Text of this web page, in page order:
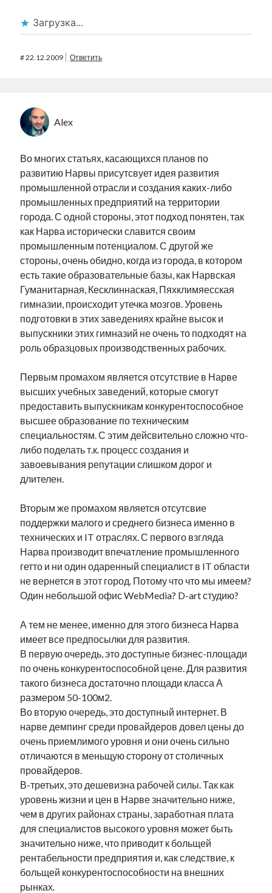
Загрузка...
#22.12.2009 Ответить
Alex
Во многих статьях, касающихся планов по
развитию Нарвы присутсвует идея развития
промышленной отрасли и создания каких-либо
промышленных предприятий на территории
города. С одной стороны, этот подход понятен, так
как Нарва исторически славится своим
промышленным потенциалом. С другой же
стороны, очень обидно, когда из города, в котором
есть такие образовательные базы, как Нарвская
Гуманитарная, Кесклиннаская, Пяхклимяесская
гимназии, происходит утечка мозгов. Уровень
подготовки в этих заведениях крайне высок и
выпускники этих гимназий не очень то подходят на
роль образцовых производственных рабочих.
Первым промахом является отсутствие в Нарве
высших учебных заведений, которые смогут
предоставить выпускникам конкурентоспособное
высшее образование по техническим
специальностям. С этим дейсвительно сложно что-
либо поделать т.к. процесс создания и
завоевывания репутации слишком дорог и
длителен.
Вторым же промахом является отсутсвие
поддержки малого и среднего бизнеса именно в
технических и IT отраслях. С первого взгляда
Нарва производит впечатление промышленного
гетто и ни один одаренный специалист в IT области
не вернется в этот город. Потому что что мы имеем?
Один небольшой офис WebMedia? D-art студию?
А тем не менее, именно для этого бизнеса Нарва
имеет все предпосылки для развития.
В первую очередь, это доступные бизнес-площади
по очень конкурентоспособной цене. Для развития
такого бизнеса достаточно площади класса А
размером 50-100м2.
Во вторую очередь, это доступный интернет. В
нарве демпинг среди провайдеров довел цены до
очень приемлимого уровня и они очень сильно
отличаются в меньщую сторону от столичных
провайдеров.
В-третьих, это дешевизна рабочей силы. Так как
уровень жизни и цен в Нарве значительно ниже,
чем в других районах страны, заработная плата
для специалистов высокого уровня может быть
значительно ниже, что приводит к больщей
рентабельности предприятия и, как следствие, к
больщей конкурентоспособности на внешних
рынках.